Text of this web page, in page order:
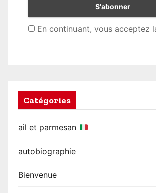
En continuant, vous acceptez
Catégories
ail et parmesan
autobiographie
Bienvenue